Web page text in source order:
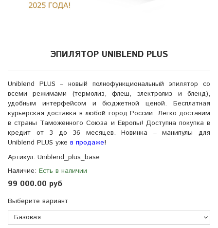
ЭПИЛЯТОР UNIBLEND PLUS
Uniblend PLUS – новый полнофункциональный эпилятор со
всеми режимами (термолиз, флеш, электролиз и бленд),
удобным интерфейсом и бюджетной ценой. Бесплатная
курьерская доставка в любой город России. Легко доставим
в страны Таможенного Союза и Европы! Доступна покупка в
кредит от 3 до 36 месяцев. Новинка – манипулы для
Uniblend PLUS уже в продаже!
Артикул: Uniblend_plus_base
Наличие: Есть в наличии
99 000.00 руб
Выберите вариант